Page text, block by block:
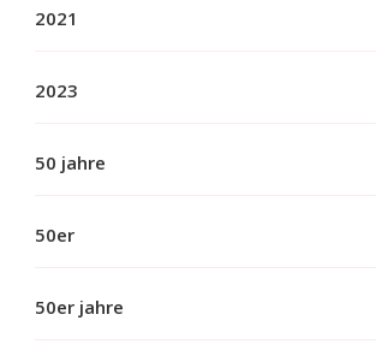
2021
2023
50 jahre
50er
50er jahre